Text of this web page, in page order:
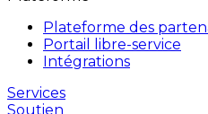
Plateforme des
Portail libre-service
Intégrations
Services
Soutien